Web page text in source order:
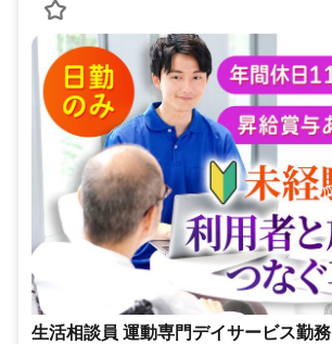
生活相談員 運動専門デイサービス勤務